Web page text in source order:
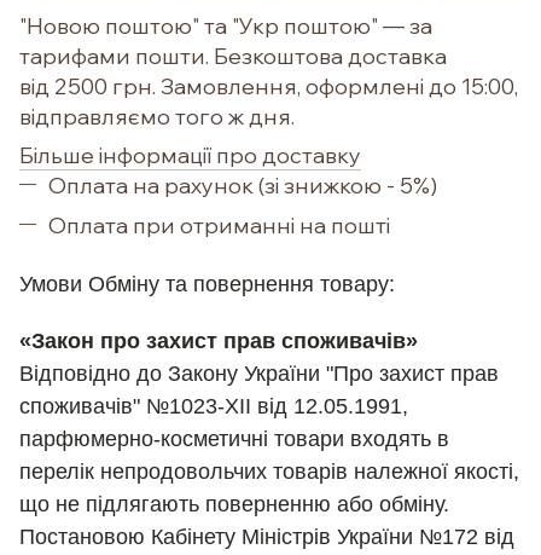
"Новою поштою" та "Укр поштою" — за
тарифами пошти. Безкоштова доставка
від 2500 грн. Замовлення, оформлені до 15:00,
відправляємо того ж дня.
Більше інформації про доставку
Оплата на рахунок (зі знижкою - 5%)
Оплата при отриманні на пошті
Умови Обміну та повернення товару:
«Закон про захист прав споживачів»
Відповідно до Закону України "Про захист прав
споживачів" №1023-XII від 12.05.1991,
парфюмерно-косметичні товари входять в
перелік непродовольчих товарів належної якості,
що не підлягають поверненню або обміну.
Постановою Кабінету Міністрів України №172 від